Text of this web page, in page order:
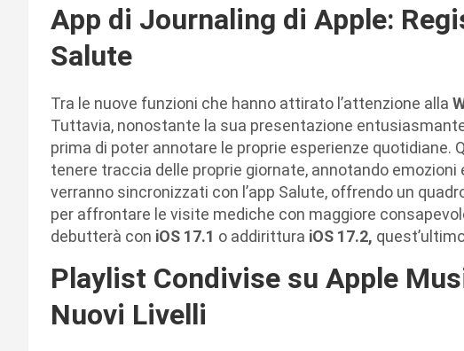
App di Journaling di Apple:
Salute
Tra le nuove funzioni che hanno attirato l’attenzione alla
Tuttavia, nonostante la sua presentazione
prima di poter annotare le proprie esperienze quotidiane.
tenere traccia delle proprie giornate, annotando
verranno sincronizzati con l’app Salute, offrendo un
per affrontare le visite mediche con maggiore
debutterà con iOS 17.1 o addirittura iOS 17.2,
Playlist Condivise su Apple
Nuovi Livelli